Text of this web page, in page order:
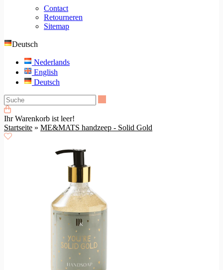
Contact
Retourneren
Sitemap
Deutsch
Nederlands
English
Deutsch
Ihr Warenkorb ist leer!
Startseite » ME&MATS handzeep - Solid Gold